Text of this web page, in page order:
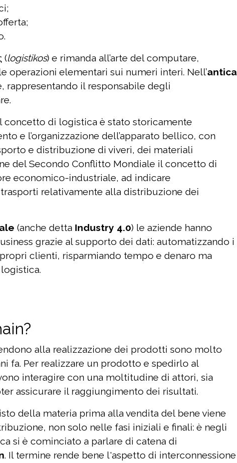
(logistikos) e rimanda all’arte del computare,
operazioni elementari sui numeri interi. Nell’antica
rappresentando il responsabile degli
di logistica è stato storicamente
e l’organizzazione dell’apparato bellico, con
e distribuzione di viveri, dei materiali
del Secondo Conflitto Mondiale il concetto di
economico-industriale, ad indicare
relativamente alla distribuzione dei
(anche detta Industry 4.0) le aziende hanno
grazie al supporto dei dati: automatizzando i
clienti, risparmiando tempo e denaro ma
alla realizzazione dei prodotti sono molto
fa. Per realizzare un prodotto e spedirlo al
interagire con una moltitudine di attori, sia
assicurare il raggiungimento dei risultati.
della materia prima alla vendita del bene viene
non solo nelle fasi iniziali e finali: è negli
si è cominciato a parlare di catena di
. Il termine rende bene l'aspetto di interconnessione